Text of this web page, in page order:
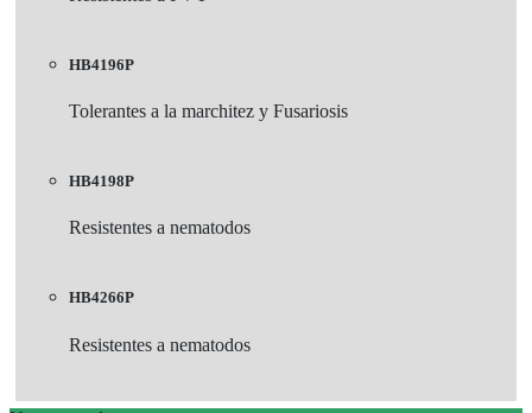
HB4196P
Tolerantes a la marchitez y Fusariosis
HB4198P
Resistentes a nematodos
HB4266P
Resistentes a nematodos